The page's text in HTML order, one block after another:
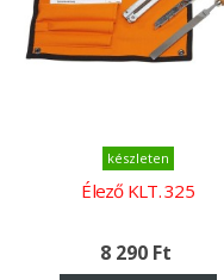
készleten
Élező KLT. 325
8 290 Ft